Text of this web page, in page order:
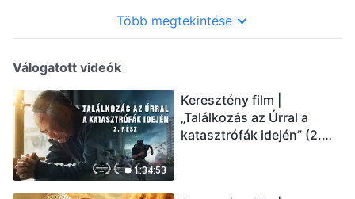
Több megtekintése
Válogatott videók
1:34:53
Keresztény film |
„Találkozás az Úrral a
katasztrófák idején” (2.